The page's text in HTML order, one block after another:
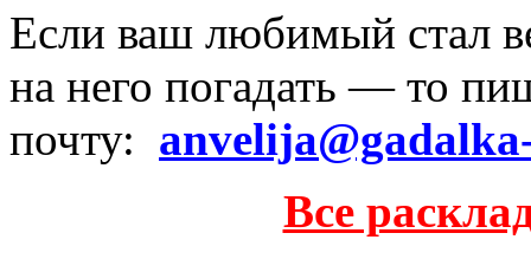
Если ваш любимый стал
на него погадать — то
почту:
Все